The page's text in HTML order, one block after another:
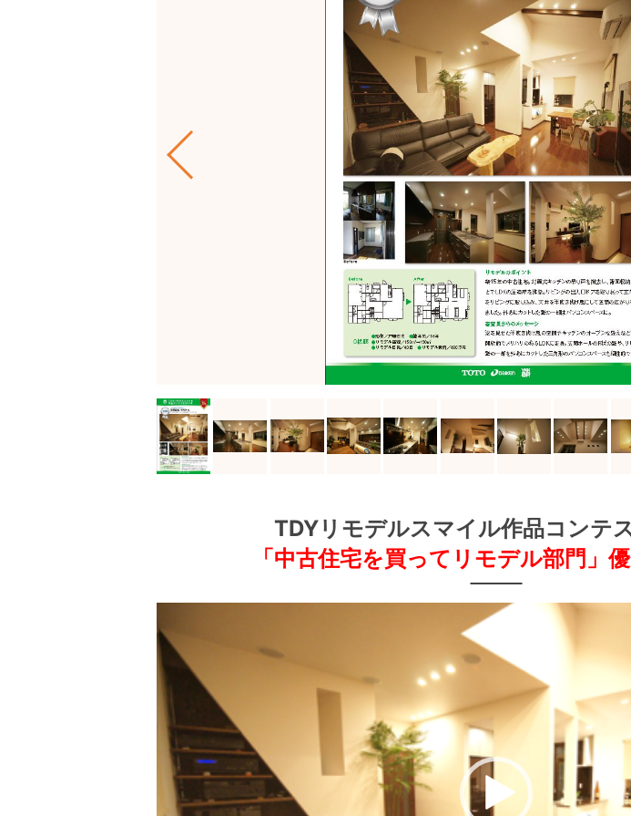
TDYリモデルスマイル作品コンテ
「中古住宅を買ってリモデル部門」
画
プ
レ